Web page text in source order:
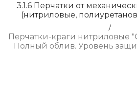
3.1.6 Перчатки от
(нитриловые,
/
Перчатки-краги нитриловые
Полный облив. Уровень